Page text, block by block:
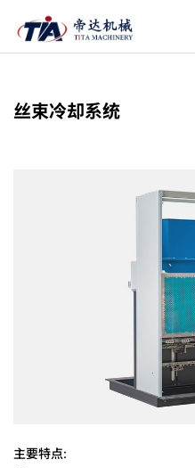
丝束冷却系统
主要特点: